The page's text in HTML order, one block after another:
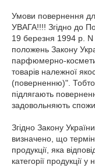
Умови повернення
УВАГА!!!! Згідно до
19 березня 1994 р.
положень Закону
парфюмерно-
товарів належної
(поверненню)". Тобто
підлягають
задовольняють
Згідно Закону
визначено, що термін
продукції, яка
категорії продукції